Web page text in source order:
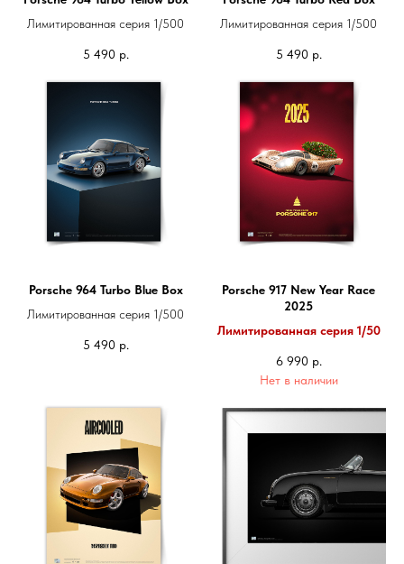
Лимитированная серия 1/500
5 490 р.
Лимитированная серия 1/500
5 490 р.
Porsche 964 Turbo Blue Box
Лимитированная серия 1/500
5 490 р.
Porsche 917 New Year Race
2025
Лимитированная серия 1/50
6 990 р.
Нет в наличии